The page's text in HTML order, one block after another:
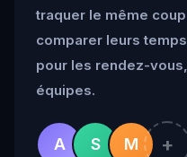
traquer le même
comparer leurs
pour les rendez-
équipes.
A S M +